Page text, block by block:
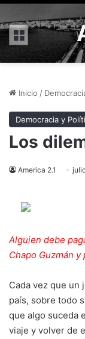
Menú
Inicio /
Democracia y
Los
America 2.1
Alguien debe
Chapo Guzmán
Cada vez que un
país, sobre todo
que algo suceda
viaje y volver de